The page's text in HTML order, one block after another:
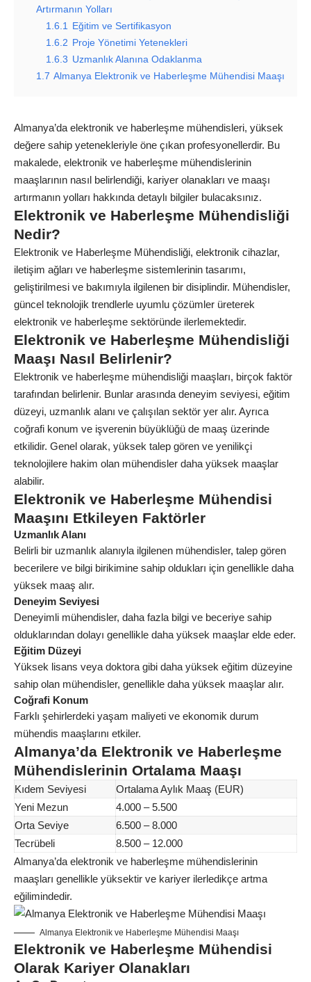
Artırmanın Yolları
1.6.1 Eğitim ve Sertifikasyon
1.6.2 Proje Yönetimi Yetenekleri
1.6.3 Uzmanlık Alanına Odaklanma
1.7 Almanya Elektronik ve Haberleşme Mühendisi Maaşı
Almanya’da elektronik ve haberleşme mühendisleri, yüksek
değere sahip yetenekleriyle öne çıkan profesyonellerdir. Bu
makalede, elektronik ve haberleşme mühendislerinin
maaşlarının nasıl belirlendiği, kariyer olanakları ve maaşı
artırmanın yolları hakkında detaylı bilgiler bulacaksınız.
Elektronik ve Haberleşme Mühendisliği
Nedir?
Elektronik ve Haberleşme Mühendisliği, elektronik cihazlar,
iletişim ağları ve haberleşme sistemlerinin tasarımı,
geliştirilmesi ve bakımıyla ilgilenen bir disiplindir. Mühendisler,
güncel teknolojik trendlerle uyumlu çözümler üreterek
elektronik ve haberleşme sektöründe ilerlemektedir.
Elektronik ve Haberleşme Mühendisliği
Maaşı Nasıl Belirlenir?
Elektronik ve haberleşme mühendisliği maaşları, birçok faktör
tarafından belirlenir. Bunlar arasında deneyim seviyesi, eğitim
düzeyi, uzmanlık alanı ve çalışılan sektör yer alır. Ayrıca
coğrafi konum ve işverenin büyüklüğü de maaş üzerinde
etkilidir. Genel olarak, yüksek talep gören ve yenilikçi
teknolojilere hakim olan mühendisler daha yüksek maaşlar
alabilir.
Elektronik ve Haberleşme Mühendisi
Maaşını Etkileyen Faktörler
Uzmanlık Alanı
Belirli bir uzmanlık alanıyla ilgilenen mühendisler, talep gören
becerilere ve bilgi birikimine sahip oldukları için genellikle daha
yüksek maaş alır.
Deneyim Seviyesi
Deneyimli mühendisler, daha fazla bilgi ve beceriye sahip
olduklarından dolayı genellikle daha yüksek maaşlar elde eder.
Eğitim Düzeyi
Yüksek lisans veya doktora gibi daha yüksek eğitim düzeyine
sahip olan mühendisler, genellikle daha yüksek maaşlar alır.
Coğrafi Konum
Farklı şehirlerdeki yaşam maliyeti ve ekonomik durum
mühendis maaşlarını etkiler.
Almanya’da Elektronik ve Haberleşme
Mühendislerinin Ortalama Maaşı
Kıdem Seviyesi
Ortalama Aylık Maaş (EUR)
Yeni Mezun
4.000 – 5.500
Orta Seviye
6.500 – 8.000
Tecrübeli
8.500 – 12.000
Almanya’da elektronik ve haberleşme mühendislerinin
maaşları genellikle yüksektir ve kariyer ilerledikçe artma
eğilimindedir.
Almanya Elektronik ve Haberleşme Mühendisi Maaşı
Elektronik ve Haberleşme Mühendisi
Olarak Kariyer Olanakları